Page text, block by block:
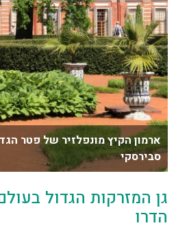
ארמון הקיץ מונפלזיר של פטר
סבירסקי
גן המזרקות הגדול
הדרו